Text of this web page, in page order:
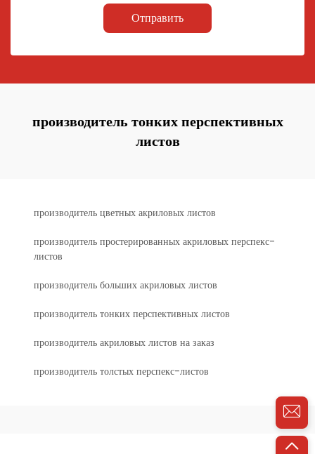
Отправить
производитель тонких перспективных
листов
производитель цветных акриловых листов
производитель простерированных акриловых перспекс-
листов
производитель больших акриловых листов
производитель тонких перспективных листов
производитель акриловых листов на заказ
производитель толстых перспекс-листов